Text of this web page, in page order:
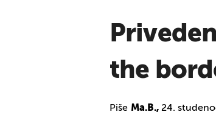
the
Piše Ma.B., 24.